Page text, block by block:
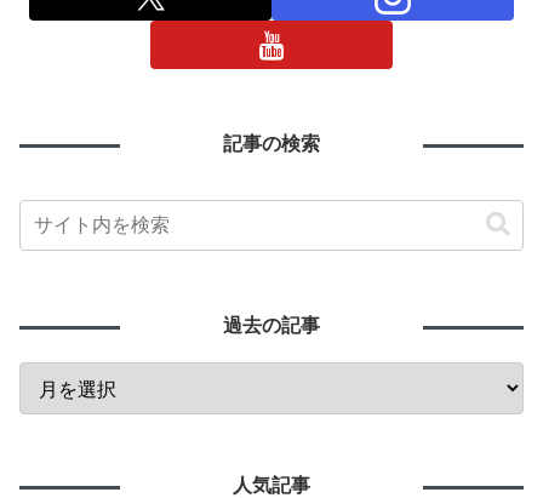
記事の検索
過去の記事
人気記事